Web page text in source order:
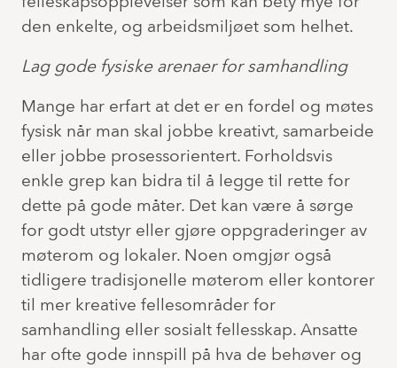
den enkelte, og arbeidsmiljøet som helhet.
Lag gode fysiske arenaer for samhandling
Mange har erfart at det er en fordel og møtes
fysisk når man skal jobbe kreativt, samarbeide
eller jobbe prosessorientert. Forholdsvis
enkle grep kan bidra til å legge til rette for
dette på gode måter. Det kan være å sørge
for godt utstyr eller gjøre oppgraderinger av
møterom og lokaler. Noen omgjør også
tidligere tradisjonelle møterom eller kontorer
til mer kreative fellesområder for
samhandling eller sosialt fellesskap. Ansatte
har ofte gode innspill på hva de behøver og